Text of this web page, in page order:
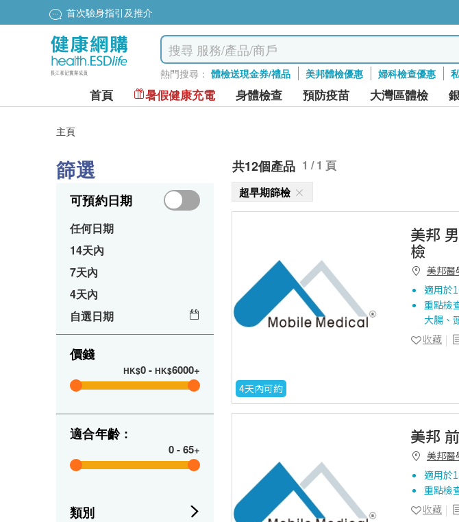
首次驗身指引及推介
熱門搜尋： 體檢送現金券/禮品 美邦體檢優惠 婦科檢查優惠
首頁 暑假健康充電 身體檢查 預防疫苗 大灣區體檢
主頁
篩選
可預約日期
任何日期
14天內
7天內
4天內
自選日期
價錢
HK$0- HK$6000+
適合年齡 :
0-65+
類別
共12個產品 1 / 1 頁
超早期篩檢
4天內可約
美邦
檢
美邦醫
適用於
重點檢
大腸、
收藏
美邦
美邦醫
適用於
重點檢
收藏